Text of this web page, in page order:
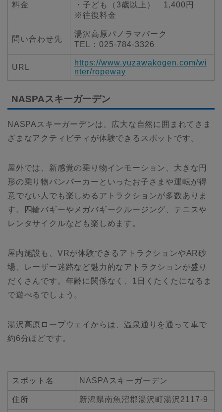
料金
・子ども（3歳以上） 1,400円
※往復料金
問い合わせ先
湯沢高原パノラマパーク
TEL：025-784-3326
URL
https://www.yuzawakogen.com/wi
nter/ropeway
NASPAスキーガーデン
NASPAスキーガーデンは、広大な自然に囲まれてさま
ざまなアクティビティが体験できるスポットです。
屋外では、新感覚の乗り物インモーション、大きな円
形の乗り物バンパーカーといったお子さまや運転が得
意でない人でも楽しめるアトラクションが多数ありま
す。四輪バギーやメガバギークルージング、テニスや
レンタサイクルなども楽しめます。
屋内施設も、VRが体験できるアトラクションやAR砂
場、レーザー迷路など魅力的なアトラクションが盛り
だくさんです。年齢に関係なく、1日くたくたになるま
で遊べるでしょう。
湯沢高原ロープウェイからは、温泉通りを通って車で
約6分ほどです。
スポット名 NASPAスキーガーデン
住所 新潟県南魚沼郡湯沢町湯沢2117-9